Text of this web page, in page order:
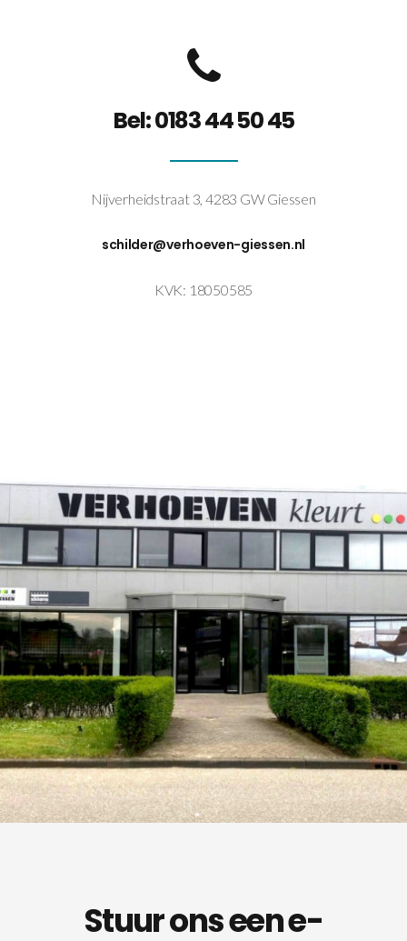
Bel: 0183 44 50 45
Nijverheidstraat 3, 4283 GW Giessen
schilder@verhoeven-giessen.nl
KVK: 18050585
Stuur ons een e-